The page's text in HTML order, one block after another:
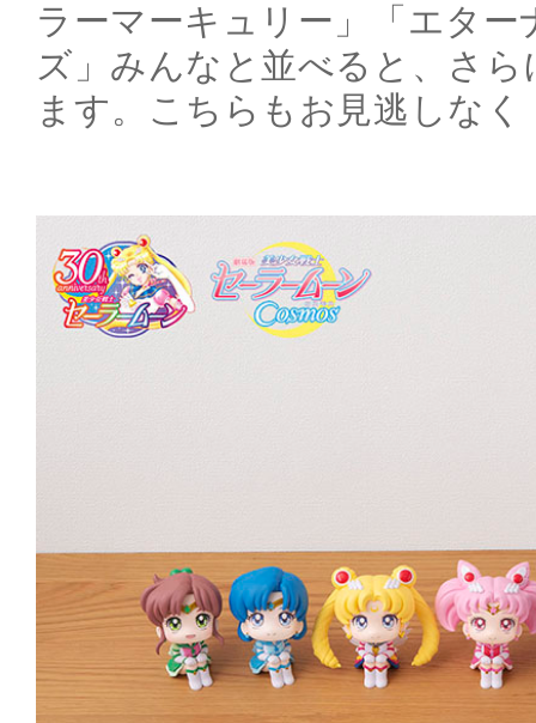
ラーマーキュリー」「エター
ズ」みんなと並べると、さ
ます。こちらもお見逃しなく